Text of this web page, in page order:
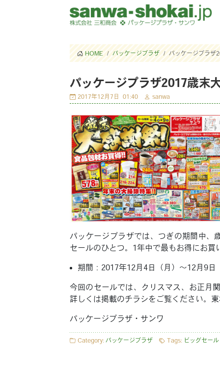
HOME パッケージプラザ パッケージプラザ
パッケージプラザ2017歳末
2017年12月7日 01:40 sanwa
パッケージプラザでは、つぎの期間中、
セールのひとつ。1年中で最もお得にお買
期間：2017年12月4日（月）〜12月9日
今回のセールでは、クリスマス、お正月
詳しくは掲載のチラシをご覧ください。
パッケージプラザ・サンワ
Category: パッケージプラザ Tags: ビッグセール